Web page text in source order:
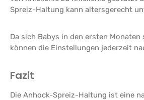
Spreiz-Haltung kann altersgerecht
Da sich Babys in den ersten
können die Einstellungen jederzeit
Fazit
Die Anhock-Spreiz-Haltung ist eine